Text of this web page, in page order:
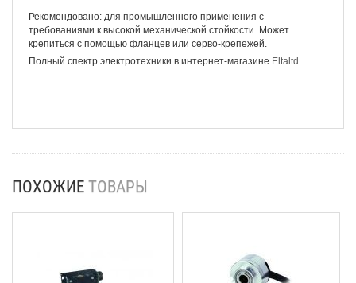
Рекомендовано: для промышленного применения с
требованиями к высокой механической стойкости. Может
крепиться с помощью фланцев или серво-крепежей.
Полный спектр электротехники в интернет-магазине Eltaltd
ПОХОЖИЕ ТОВАРЫ